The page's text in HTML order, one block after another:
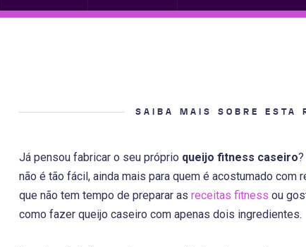
SAIBA MAIS SOBRE ESTA
Já pensou fabricar o seu próprio queijo fitness caseiro
não é tão fácil, ainda mais para quem é acostumado
que não tem tempo de preparar as receitas fitness ou
como fazer queijo caseiro com apenas dois ingredientes.